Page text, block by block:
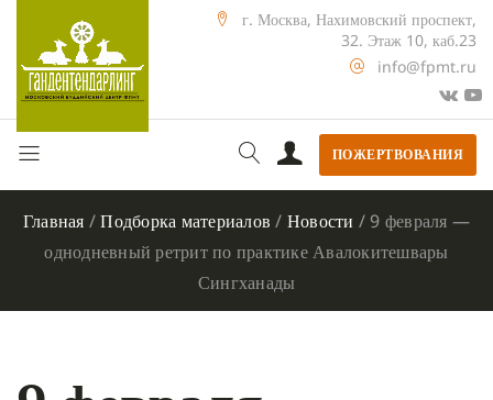
г. Москва, Нахимовский проспект,
32. Этаж 10, каб.23
info@fpmt.ru
ПОЖЕРТВОВАНИЯ
Главная /Подборка материалов / Новости / 9 февраля —
однодневный ретрит по практике Авалокитешвары
Сингханады